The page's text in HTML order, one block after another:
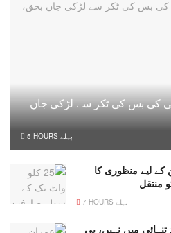
کی بس کی ٹکر سے لڑکی جاں
5 HOURS پہلے
کے لیے منظوری کا
منتقل
7 HOURS پہلے
میں نہیں، بی